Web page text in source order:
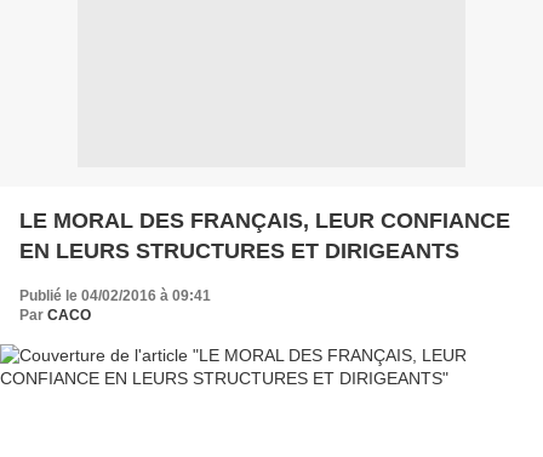
LE MORAL DES FRANÇAIS, LEUR CONFIANCE
EN LEURS STRUCTURES ET DIRIGEANTS
Publié le 04/02/2016 à 09:41
Par CACO